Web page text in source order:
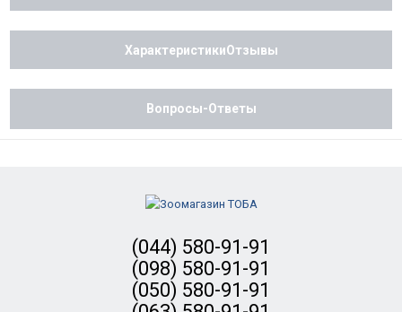
ХарактеристикиОтзывы
Вопросы-Ответы
(044) 580-91-91
(098) 580-91-91
(050) 580-91-91